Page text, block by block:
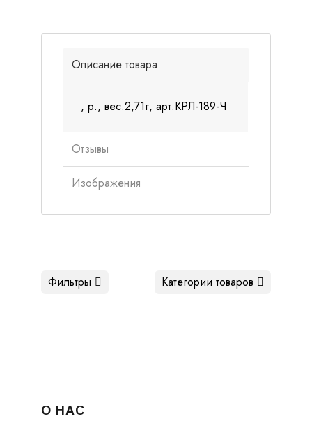
Описание товара
, р., вес:2,71г, арт:КРЛ-189-Ч
Отзывы
Изображения
Категории товаров
Фильтры
О НАС